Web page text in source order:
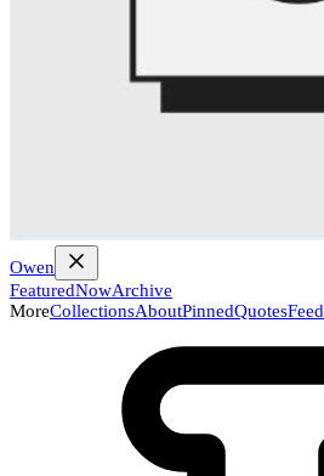
Owen
FeaturedNowArchive
MoreCollectionsAboutPinnedQuotesFeed